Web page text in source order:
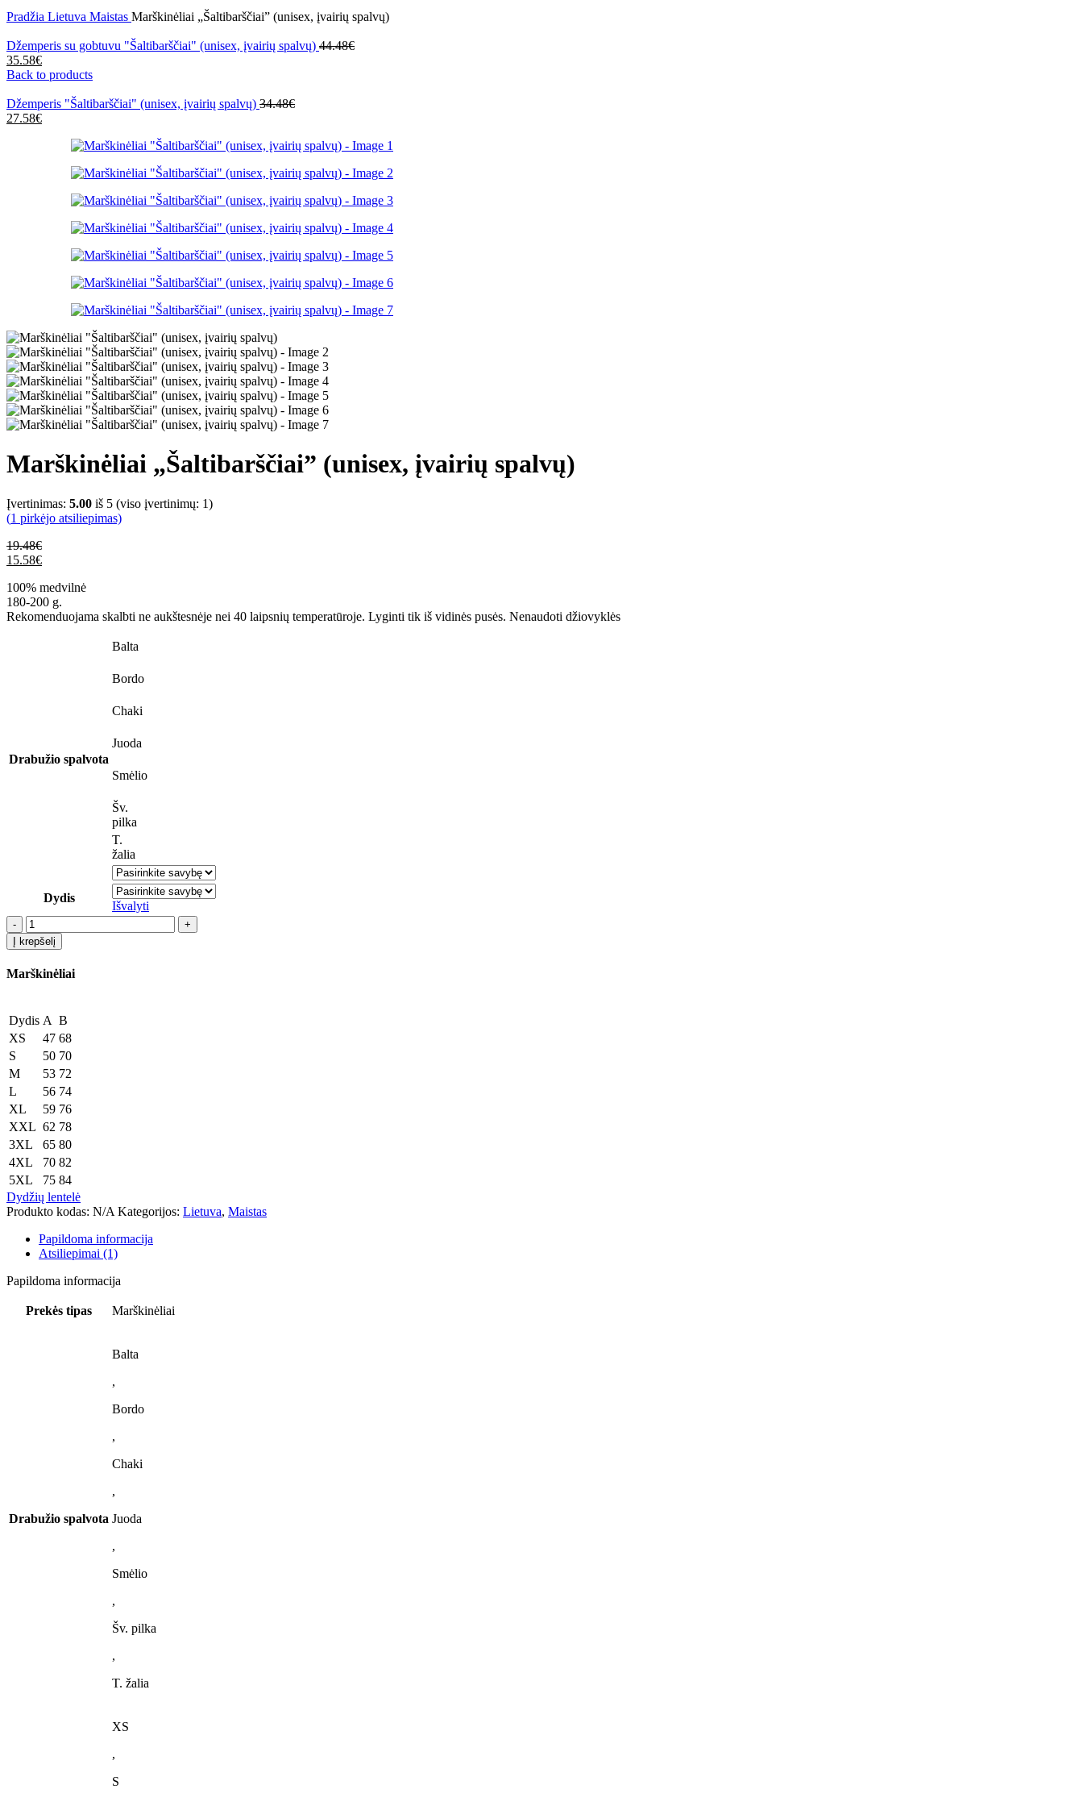
Pradžia Lietuva Maistas Marškinėliai „Šaltibarščiai” (unisex, įvairių spalvų)
Džemperis su gobtuvu "Šaltibarščiai" (unisex, įvairių spalvų) 44.48€
35.58€
Back to products
Džemperis "Šaltibarščiai" (unisex, įvairių spalvų) 34.48€
27.58€
Marškinėliai „Šaltibarščiai” (unisex, įvairių spalvų)
Įvertinimas: 5.00 iš 5 (viso įvertinimų: 1)
(1 pirkėjo atsiliepimas)
19.48€
15.58€
100% medvilnė
180-200 g.
Rekomenduojama skalbti ne aukštesnėje nei 40 laipsnių temperatūroje. Lyginti tik iš vidinės pusės. Nenaudoti džiovyklės
Drabužio spalvota
Balta
Bordo
Chaki
Juoda
Smėlio
Šv.
pilka
T.
žalia
Dydis
Išvalyti
produkto
kiekis:
Marškinėliai
"Šaltibarščiai"
(unisex,
Į krepšelį
Marškinėliai
Dydis A B
XS
47 68
S
50 70
M
53 72
L
56 74
XL
59 76
XXL 62 78
3XL
65 80
4XL
70 82
5XL
75 84
Dydžių lentelė
Produkto kodas: N/A Kategorijos: Lietuva, Maistas
Papildoma informacija
Atsiliepimai (1)
Papildoma informacija
Prekės tipas Marškinėliai
Drabužio spalvota
Balta
,
Bordo
,
Chaki
,
Juoda
,
Smėlio
,
Šv. pilka
,
T. žalia
XS
,
S